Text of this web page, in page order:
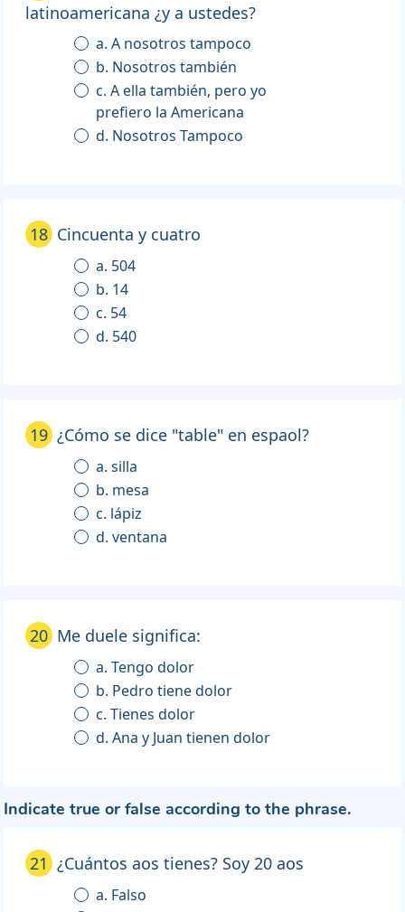
latinoamericana ¿y a ustedes?
a. A nosotros tampoco
b. Nosotros también
c. A ella también, pero yo
prefiero la Americana
d. Nosotros Tampoco
18 Cincuenta y cuatro
a. 504
b. 14
c. 54
d. 540
19 ¿Cómo se dice "table" en espaol?
a. silla
b. mesa
c. lápiz
d. ventana
20 Me duele significa:
a. Tengo dolor
b. Pedro tiene dolor
c. Tienes dolor
d. Ana y Juan tienen dolor
Indicate true or false according to the phrase.
21 ¿Cuántos aos tienes? Soy 20 aos
a. Falso